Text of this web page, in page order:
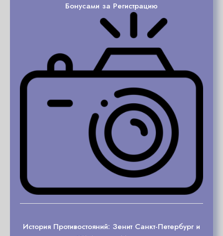
Бонусами за Регистрацию
История Противостояний: Зенит Санкт-Петербург и